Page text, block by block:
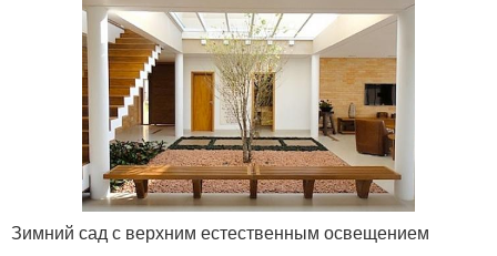
Зимний сад с верхним естественным освещением